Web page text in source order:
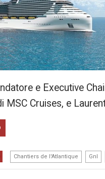
e Executive
MSC Cruises, e
Chantiers de l'Atlantique Gnl